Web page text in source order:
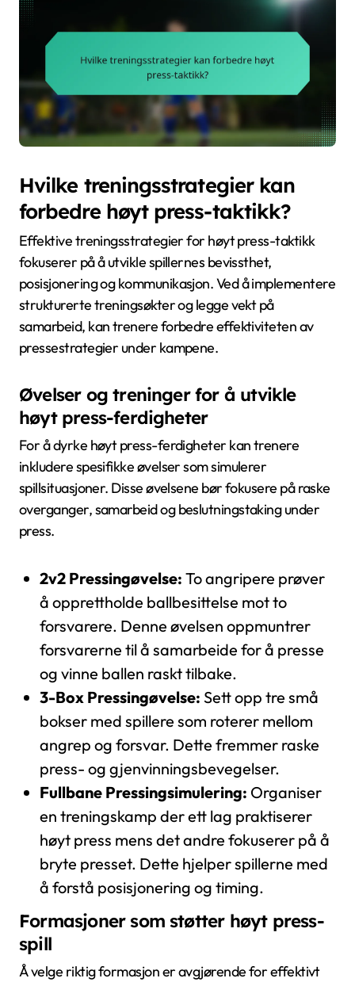
Hvilke treningsstrategier kan
forbedre høyt press-taktikk?
Effektive treningsstrategier for høyt press-taktikk
fokuserer på å utvikle spillernes bevissthet,
posisjonering og kommunikasjon. Ved å implementere
strukturerte treningsøkter og legge vekt på
samarbeid, kan trenere forbedre effektiviteten av
pressestrategier under kampene.
Øvelser og treninger for å utvikle
høyt press-ferdigheter
For å dyrke høyt press-ferdigheter kan trenere
inkludere spesifikke øvelser som simulerer
spillsituasjoner. Disse øvelsene bør fokusere på raske
overganger, samarbeid og beslutningstaking under
press.
2v2 Pressingøvelse: To angripere prøver
å opprettholde ballbesittelse mot to
forsvarere. Denne øvelsen oppmuntrer
forsvarerne til å samarbeide for å presse
og vinne ballen raskt tilbake.
3-Box Pressingøvelse: Sett opp tre små
bokser med spillere som roterer mellom
angrep og forsvar. Dette fremmer raske
press- og gjenvinningsbevegelser.
Fullbane Pressingsimulering: Organiser
en treningskamp der ett lag praktiserer
høyt press mens det andre fokuserer på å
bryte presset. Dette hjelper spillerne med
å forstå posisjonering og timing.
Formasjoner som støtter høyt press-
spill
Å velge riktig formasjon er avgjørende for effektivt